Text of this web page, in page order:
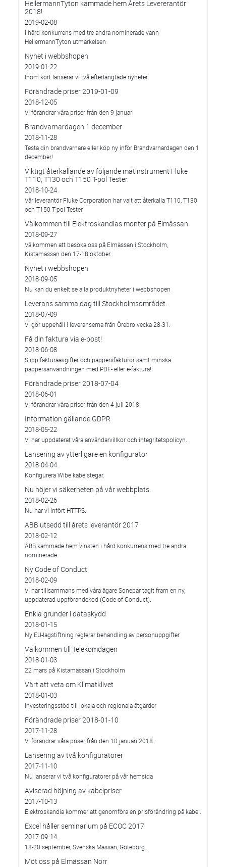
HellermannTyton kammade hem Årets Levererantör
2018!
2019-02-08
I hård konkurrens med tre andra nominerade vann
HellermannTyton utmärkelsen
Nyhet i webbshopen
2019-01-22
Inom kort lanserar vi två efterlängtade nyheter.
Förändrade priser 2019-01-09
2018-12-05
Vi förändrar våra priser från den 9 januari
Brandvarnardagen 1 december
2018-11-28
Testa din brandvarnare eller köp ny inför Brandvarnardagen den 1
december!
Viktigt återkallande av följande mätinstrument Fluke
T110, T130 och T150 T-pol Tester.
2018-10-24
Vår leverantör Fluke Corporation har valt att återkalla T110, T130
och T150 T-pol Tester.
Välkommen till Elektroskandias monter på Elmässan
2018-09-27
Välkommen att besöka oss på Elmässan i Stockholm,
Kistamässan den 17-18 oktober.
Nyhet i webbshopen
2018-09-05
Nu kan du enkelt se alla produktnyheter i webbshopen
Leverans samma dag till Stockholmsområdet.
2018-07-09
Vi gör uppehåll i leveranserna från Örebro vecka 28-31.
Få din faktura via e-post!
2018-06-08
Slipp fakturaavgifter och pappersfakturor samt minska
pappersanvändningen med PDF- eller e-faktura!
Förändrade priser 2018-07-04
2018-06-01
Vi förändrar våra priser från den 4 juli 2018.
Information gällande GDPR
2018-05-22
Vi har uppdaterat våra användarvillkor och integritetspolicyn.
Lansering av ytterligare en konfigurator
2018-04-04
Konfigurera Wibe kabelstegar.
Nu höjer vi säkerheten på vår webbplats.
2018-02-26
Nu har vi infört HTTPS.
ABB utsedd till årets leverantör 2017
2018-02-12
ABB kammade hem vinsten i hård konkurrens med tre andra
nominerade.
Ny Code of Conduct
2018-02-09
Vi har tillsammans med våra ägare Sonepar tagit fram en ny,
uppdaterad uppförandekod (Code of Conduct).
Enkla grunder i dataskydd
2018-01-15
Ny EU-lagstiftning reglerar behandling av personuppgifter
Välkommen till Telekomdagen
2018-01-03
22 mars på Kistamässan i Stockholm
Värt att veta om Klimatklivet
2018-01-03
Investeringsstöd till lokala och regionala åtgärder
Förändrade priser 2018-01-10
2017-11-28
Vi förändrar våra priser från den 10 januari 2018.
Lansering av två konfiguratorer
2017-11-10
Nu lanserar vi två konfiguratorer på vår hemsida
Aviserad höjning av kabelpriser
2017-10-13
Elektroskandia kommer att genomföra en prisförändring på kabel.
Excel håller seminarium på ECOC 2017
2017-09-14
18-20 september, Svenska Mässan, Göteborg.
Möt oss på Elmässan Norr